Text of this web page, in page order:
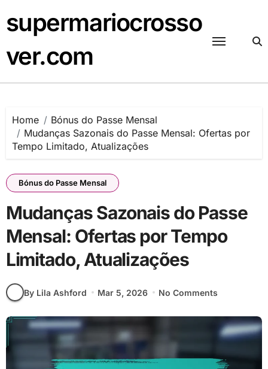
to
content
supermariocrosso
ver.com
Home
Bónus do Passe Mensal
Mudanças Sazonais do Passe Mensal: Ofertas por
Tempo Limitado, Atualizações
Bónus do Passe Mensal
Mudanças Sazonais do Passe
Mensal: Ofertas por Tempo
Limitado, Atualizações
By Lila Ashford Mar 5, 2026 No Comments